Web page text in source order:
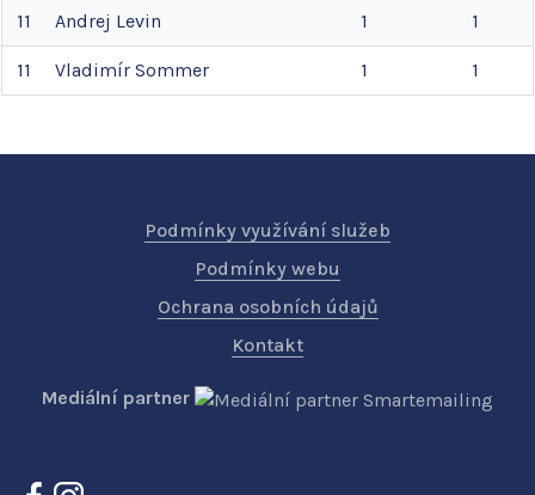
11 Andrej Levin 1 1
11 Vladimír Sommer 1 1
Podmínky využívání služeb
Podmínky webu
Ochrana osobních údajů
Kontakt
Mediální partner